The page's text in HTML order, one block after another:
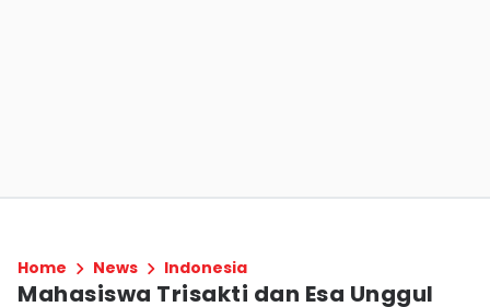
Home News Indonesia
Mahasiswa Trisakti dan Esa Unggul